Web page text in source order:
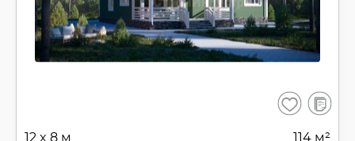
Сохранить
В
12 x 8 м 114 м²